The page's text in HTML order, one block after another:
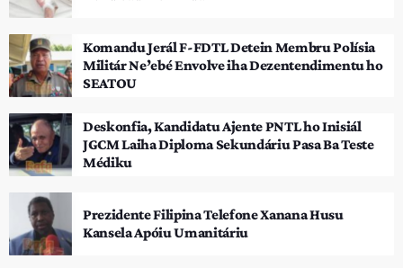
Komandu Jerál F-FDTL Detein Membru Polísia
Militár Ne’ebé Envolve iha Dezentendimentu ho
SEATOU
Deskonfia, Kandidatu Ajente PNTL ho Inisiál
JGCM Laiha Diploma Sekundáriu Pasa Ba Teste
Médiku
Prezidente Filipina Telefone Xanana Husu
Kansela Apóiu Umanitáriu